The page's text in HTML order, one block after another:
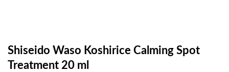
Shiseido Waso Koshirice Calming Spot
Treatment 20 ml